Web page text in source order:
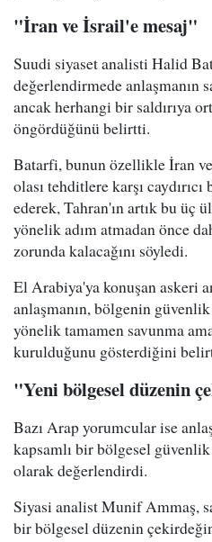
"İran ve İsrail'e mesaj"
Suudi siyaset analisti Halid
değerlendirmede anlaşmanın
ancak herhangi bir saldırıya
öngördüğünü belirtti.
Batarfi, bunun özellikle İran
olası tehditlere karşı caydırıcı
ederek, Tahran'ın artık bu üç
yönelik adım atmadan önce
zorunda kalacağını söyledi.
El Arabiya'ya konuşan askeri
anlaşmanın, bölgenin
yönelik tamamen savunma
kurulduğunu gösterdiğini
"Yeni bölgesel düzenin
Bazı Arap yorumcular ise
kapsamlı bir bölgesel
olarak değerlendirdi.
Siyasi analist Munif Ammaş,
bir bölgesel düzenin